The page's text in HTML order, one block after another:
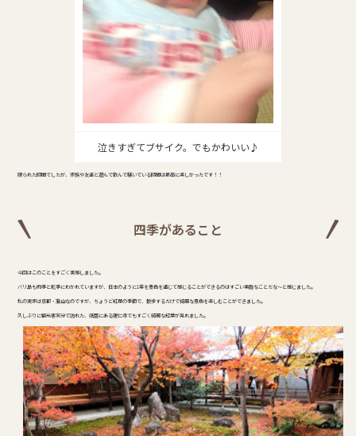
泣きすぎてブサイク。でもかわいい♪
限られた時間でしたが、家族や友達と遊んで飲んで騒いでいる時間は最高に楽しかったです！！
四季があること
今回はこのことをすごく実感しました。
バリ島も雨季と乾季にわかれていますが、日本のように1年を景色を通じて感じることができるのはすごい素敵なことだな～と感じました。
私の実家は京都・嵐山なのですが、ちょうど紅葉の季節で、散歩するだけで綺麗な景色を楽しむことができました。
久しぶりに観光客気分で訪れた、祇園にある建仁寺でもすごく綺麗な紅葉が見れました。